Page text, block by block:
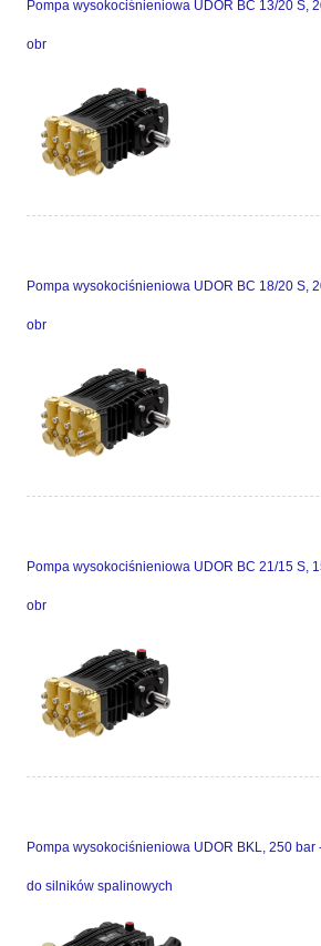
Pompa wysokociśnieniowa UDOR BC 13/20 S,
obr
Pompa wysokociśnieniowa UDOR BC 18/20 S,
obr
Pompa wysokociśnieniowa UDOR BC 21/15 S,
obr
Pompa wysokociśnieniowa UDOR BKL, 250 bar
do silników spalinowych